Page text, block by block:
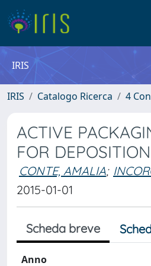
IRIS
IRIS Catalogo Ricerca 4
ACTIVE
FOR
CONTE, AMALIA;
2015-01-01
Scheda breve
Anno